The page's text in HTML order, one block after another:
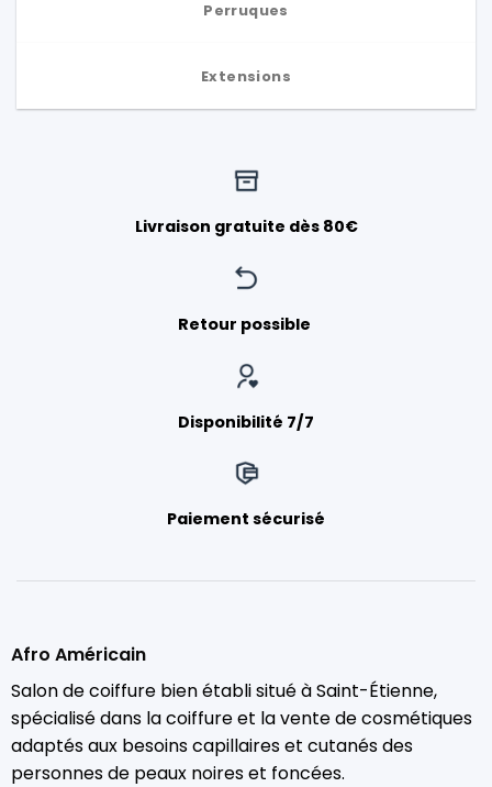
Perruques
Extensions
Livraison gratuite dès 80€
Retour possible
Disponibilité 7/7
Paiement sécurisé
Afro Américain
Salon de coiffure bien établi situé à Saint-Étienne,
spécialisé dans la coiffure et la vente de cosmétiques
adaptés aux besoins capillaires et cutanés des
personnes de peaux noires et foncées.